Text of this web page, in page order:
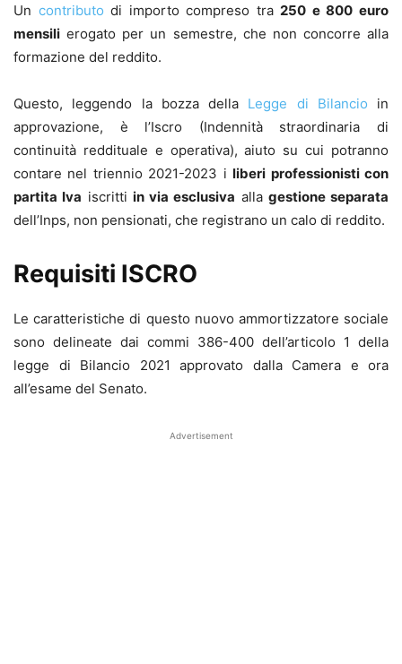
Un contributo di importo compreso tra 250 e 800 euro
mensili erogato per un semestre, che non concorre alla
formazione del reddito.
Questo, leggendo la bozza della Legge di Bilancio in
approvazione, è l’Iscro (Indennità straordinaria di
continuità reddituale e operativa), aiuto su cui potranno
contare nel triennio 2021-2023 iliberi professionisti con
partita Iva iscritti in via esclusiva alla gestione separata
dell’Inps, non pensionati, che registrano un calo di reddito.
Requisiti ISCRO
Le caratteristiche di questo nuovo ammortizzatore sociale
sono delineate dai commi 386-400 dell’articolo 1 della
legge di Bilancio 2021 approvato dalla Camera e ora
all’esame del Senato.
Advertisement